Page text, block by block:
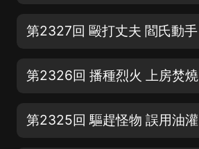
第2327回 毆打丈夫 閻氏動手
第2326回 播種烈火 上房焚燒
第2325回 驅趕怪物 誤用油灌